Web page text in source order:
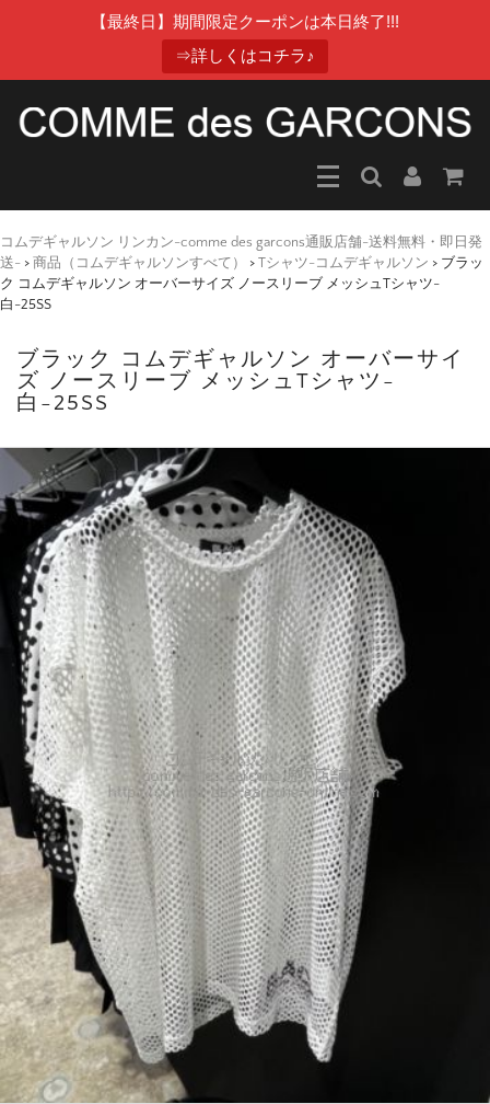
【最終日】期間限定クーポンは本日終了!!!
⇒詳しくはコチラ♪
コムデギャルソン リンカン-comme des garcons通販店舗-送料無料・即日発
送- > 商品（コムデギャルソンすべて） > Tシャツ-コムデギャルソン > ブラッ
ク コムデギャルソン オーバーサイズ ノースリーブ メッシュTシャツ-
白-25SS
ブラック コムデギャルソン オーバーサイ
ズ ノースリーブ メッシュTシャツ-
白-25SS